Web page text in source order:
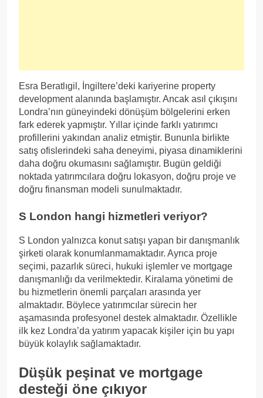
Esra Beratlıgil, İngiltere’deki kariyerine property
development alanında başlamıştır. Ancak asıl çıkışını
Londra’nın güneyindeki dönüşüm bölgelerini erken
fark ederek yapmıştır. Yıllar içinde farklı yatırımcı
profillerini yakından analiz etmiştir. Bununla birlikte
satış ofislerindeki saha deneyimi, piyasa dinamiklerini
daha doğru okumasını sağlamıştır. Bugün geldiği
noktada yatırımcılara doğru lokasyon, doğru proje ve
doğru finansman modeli sunulmaktadır.
S London hangi hizmetleri veriyor?
S London yalnızca konut satışı yapan bir danışmanlık
şirketi olarak konumlanmamaktadır. Ayrıca proje
seçimi, pazarlık süreci, hukuki işlemler ve mortgage
danışmanlığı da verilmektedir. Kiralama yönetimi de
bu hizmetlerin önemli parçaları arasında yer
almaktadır. Böylece yatırımcılar sürecin her
aşamasında profesyonel destek almaktadır. Özellikle
ilk kez Londra’da yatırım yapacak kişiler için bu yapı
büyük kolaylık sağlamaktadır.
Düşük peşinat ve mortgage
desteği öne çıkıyor